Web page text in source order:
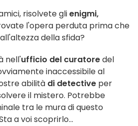
risolvete glienigmi,
l'opera perduta prima che
della sfida?
nell'ufficio del curatoredel
inaccessibile al
abilità di detective per
il mistero. Potrebbe
tra le mura di questo
a voi scoprirlo...